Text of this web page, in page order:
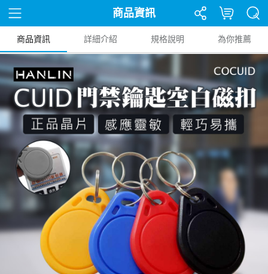
商品資訊
商品資訊 詳細介紹 規格說明 為你推薦